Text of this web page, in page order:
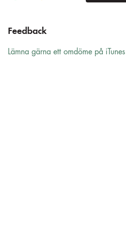
Feedback
Lämna gärna ett omdöme på iTunes